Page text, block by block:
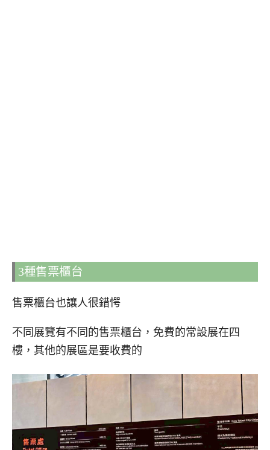
3種售票櫃台
售票櫃台也讓人很錯愕
不同展覽有不同的售票櫃台，免費的常設展在四
樓，其他的展區是要收費的